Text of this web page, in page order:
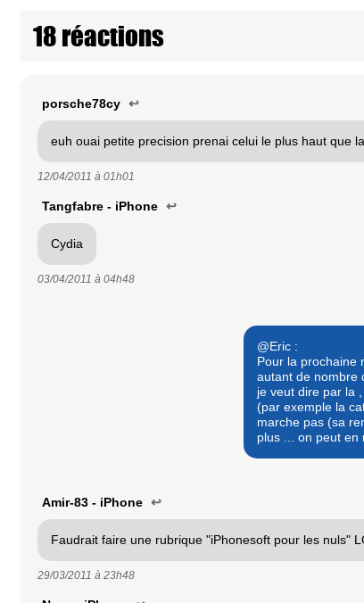
18 réactions
porsche78cy ↩
euh ouai petite precision prenai celui le plus haut que
12/04/2011 à 01h01
Tangfabre - iPhone ↩
Cydia
03/04/2011 à 04h48
@Eric :
Pour la prochaine
autant de nombre
je veut dire par la
(par exemple la
marche pas (sa
plus ... on peut en
Amir-83 - iPhone ↩
Faudrait faire une rubrique "iPhonesoft pour les nuls"
29/03/2011 à 23h48